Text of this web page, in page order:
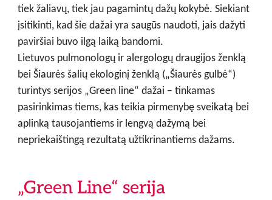
tiek žaliavų, tiek jau pagamintų dažų kokybė. Siekiant
įsitikinti, kad šie dažai yra saugūs naudoti, jais dažyti
paviršiai buvo ilgą laiką bandomi.
Lietuvos pulmonologų ir alergologų draugijos ženklą
bei Šiaurės šalių ekologinį ženklą („Šiaurės gulbė“)
turintys serijos „Green line“ dažai – tinkamas
pasirinkimas tiems, kas teikia pirmenybę sveikatą bei
aplinką tausojantiems ir lengvą dažymą bei
nepriekaištingą rezultatą užtikrinantiems dažams.
„Green Line“ serija